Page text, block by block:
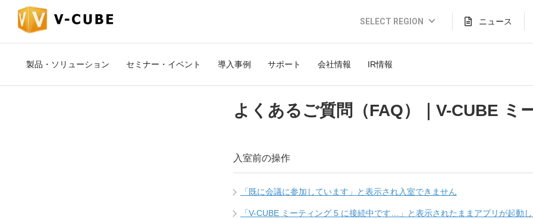
SELECT REGION
Global Website (English)
JAPAN (日本語)
THAILAND (Thai)
ニュース
製品・ソリューション セミナー・イベント 導入事例 サポート 会社情報 IR情報
よくあるご質問（FAQ）｜V-CUBE ミ
入室前の操作
「既に会議に参加しています」と表示され入室できません
「V-CUBE ミーティング 5 に接続中です…」と表示されたままアプリが起動